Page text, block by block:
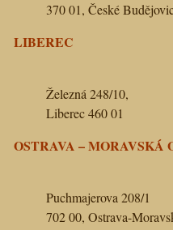
370 01, České
LIBEREC
Železná 248/10,
Liberec 460 01
OSTRAVA – MORAVSKÁ
Puchmajerova 208/1
702 00, Ostrava-